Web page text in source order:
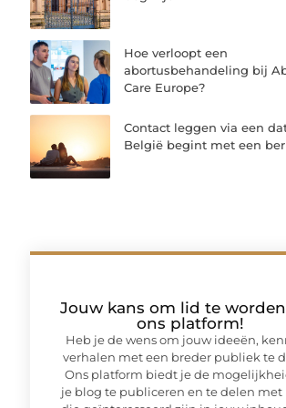
Hoe verloopt een
abortusbehandeling bij
Care Europe?
Contact leggen via een
België begint met een
Jouw kans om lid te
ons platform!
Heb je de wens om jouw ideeën,
verhalen met een breder publiek te
Ons platform biedt je de
je blog te publiceren en te delen met